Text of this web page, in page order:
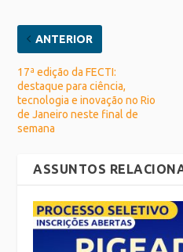
ANTERIOR
17ª edição da FECTI:
destaque para ciência,
tecnologia e inovação no Rio
de Janeiro neste final de
semana
ASSUNTOS